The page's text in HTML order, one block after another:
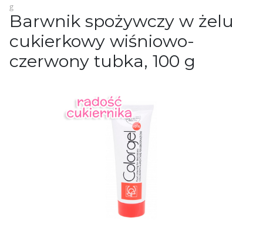
g
Barwnik spożywczy w żelu
cukierkowy wiśniowo-
czerwony tubka, 100 g